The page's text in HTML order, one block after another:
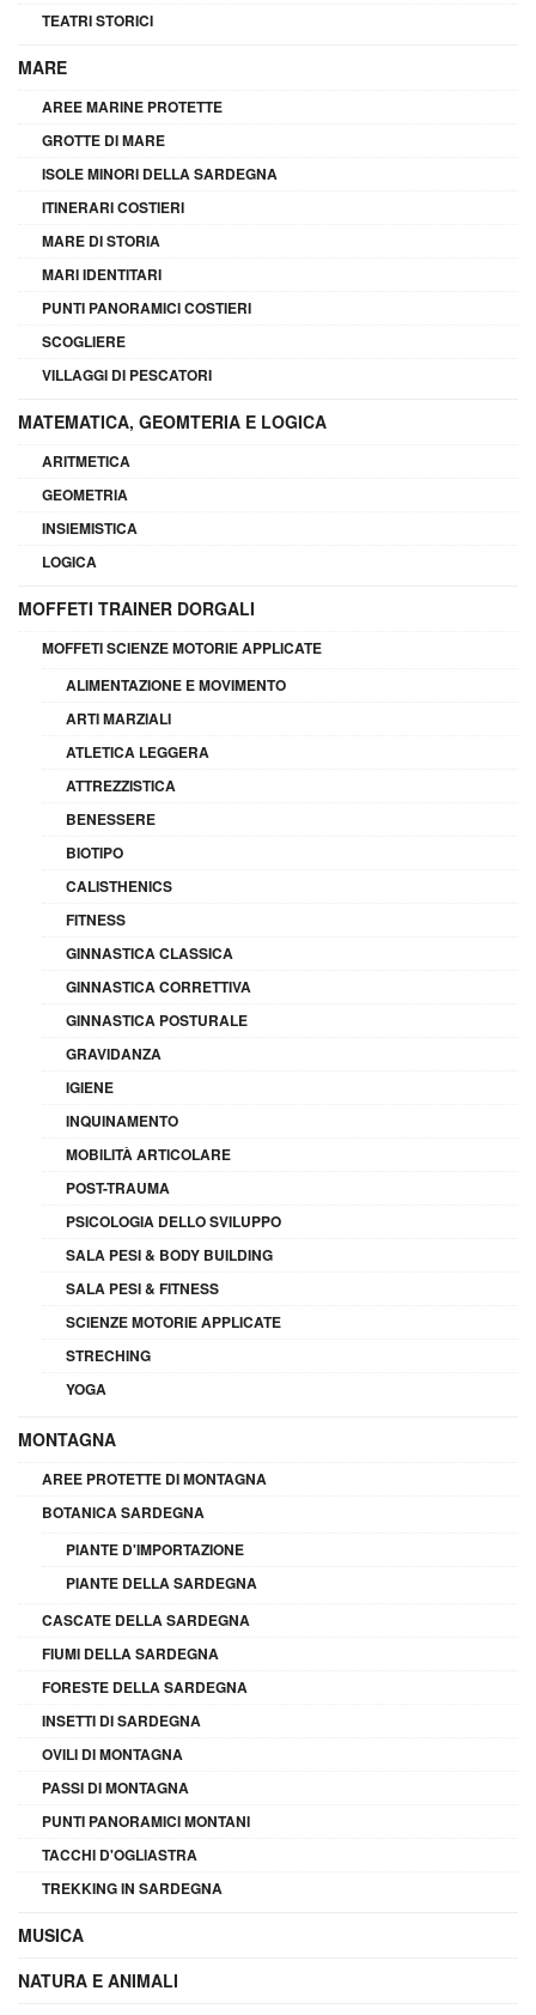
TEATRI STORICI
MARE
AREE MARINE PROTETTE
GROTTE DI MARE
ISOLE MINORI DELLA SARDEGNA
ITINERARI COSTIERI
MARE DI STORIA
MARI IDENTITARI
PUNTI PANORAMICI COSTIERI
SCOGLIERE
VILLAGGI DI PESCATORI
MATEMATICA, GEOMTERIA E LOGICA
ARITMETICA
GEOMETRIA
INSIEMISTICA
LOGICA
MOFFETI TRAINER DORGALI
MOFFETI SCIENZE MOTORIE APPLICATE
ALIMENTAZIONE E MOVIMENTO
ARTI MARZIALI
ATLETICA LEGGERA
ATTREZZISTICA
BENESSERE
BIOTIPO
CALISTHENICS
FITNESS
GINNASTICA CLASSICA
GINNASTICA CORRETTIVA
GINNASTICA POSTURALE
GRAVIDANZA
IGIENE
INQUINAMENTO
MOBILITÀ ARTICOLARE
POST-TRAUMA
PSICOLOGIA DELLO SVILUPPO
SALA PESI & BODY BUILDING
SALA PESI & FITNESS
SCIENZE MOTORIE APPLICATE
STRECHING
YOGA
MONTAGNA
AREE PROTETTE DI MONTAGNA
BOTANICA SARDEGNA
PIANTE D'IMPORTAZIONE
PIANTE DELLA SARDEGNA
CASCATE DELLA SARDEGNA
FIUMI DELLA SARDEGNA
FORESTE DELLA SARDEGNA
INSETTI DI SARDEGNA
OVILI DI MONTAGNA
PASSI DI MONTAGNA
PUNTI PANORAMICI MONTANI
TACCHI D'OGLIASTRA
TREKKING IN SARDEGNA
MUSICA
NATURA E ANIMALI